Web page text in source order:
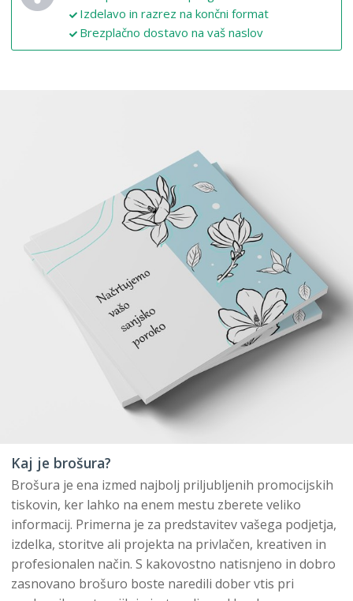
Izdelavo in razrez na končni format
Brezplačno dostavo na vaš naslov
Kaj je brošura?
Brošura je ena izmed najbolj priljubljenih promocijskih
tiskovin, ker lahko na enem mestu zberete veliko
informacij. Primerna je za predstavitev vašega podjetja,
izdelka, storitve ali projekta na privlačen, kreativen in
profesionalen način. S kakovostno natisnjeno in dobro
zasnovano brošuro boste naredili dober vtis pri